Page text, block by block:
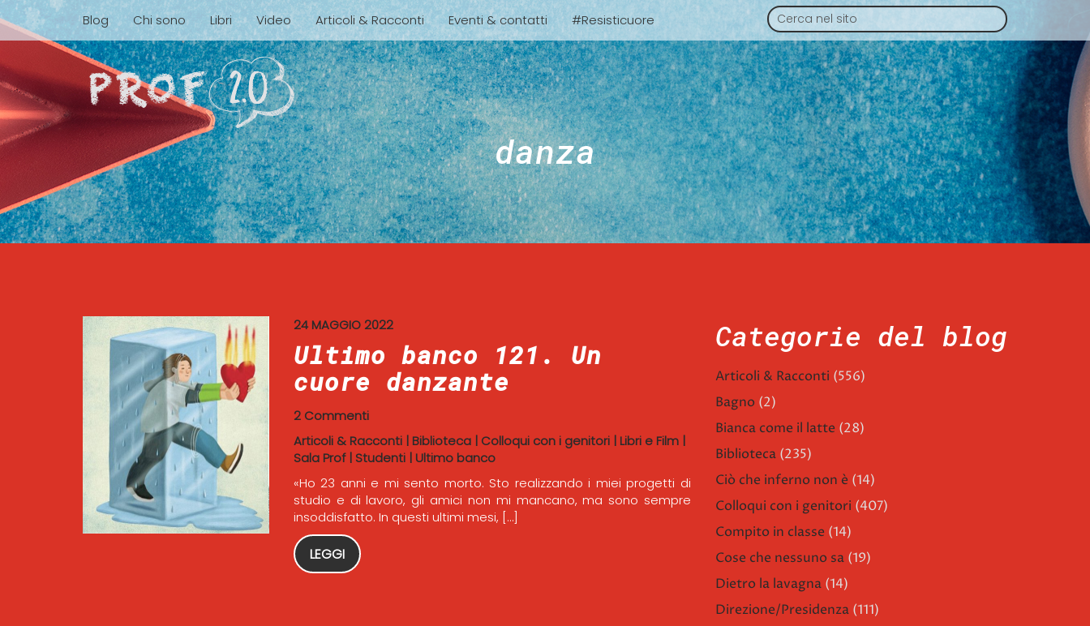
Blog Chi sono Libri Video Articoli & Racconti Eventi & contatti #Resisticuore
danza
24 MAGGIO 2022
Ultimo banco 121. Un
cuore danzante
2 Commenti
Articoli & Racconti| Biblioteca| Colloqui con i genitori| Libri e Film|
Sala Prof| Studenti| Ultimo banco
«Ho 23 anni e mi sento morto. Sto realizzando i miei progetti di
studio e di lavoro, gli amici non mi mancano, ma sono sempre
insoddisfatto. In questi ultimi mesi, […]
LEGGI
Categorie del blog
Articoli & Racconti (556)
Bagno (2)
Bianca come il latte (28)
Biblioteca (235)
Ciò che inferno non è (14)
Colloqui con i genitori (407)
Compito in classe (14)
Cose che nessuno sa (19)
Dietro la lavagna (14)
Direzione/Presidenza (111)